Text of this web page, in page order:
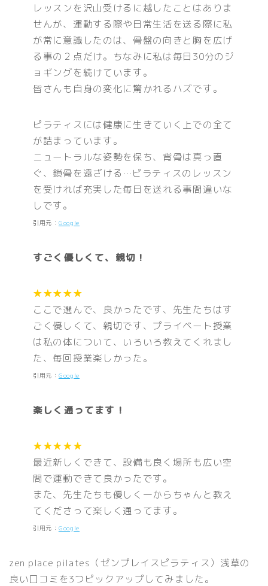
レッスンを沢山受けるに越したことはありま
せんが、運動する際や日常生活を送る際に私
が常に意識したのは、骨盤の向きと胸を広げ
る事の２点だけ。ちなみに私は毎日30分のジ
ョギングを続けています。
皆さんも自身の変化に驚かれるハズです。
ピラティスには健康に生きていく上での全て
が詰まっています。
ニュートラルな姿勢を保ち、背骨は真っ直
ぐ、鎖骨を遠ざける…ピラティスのレッスン
を受ければ充実した毎日を送れる事間違いな
しです。
引用元： Google
すごく優しくて、親切！
★★★★★
ここで選んで、良かったです、先生たちはす
ごく優しくて、親切です、プライベート授業
は私の体について、いろいろ教えてくれまし
た、毎回授業楽しかった。
引用元： Google
楽しく通ってます！
★★★★★
最近新しくできて、設備も良く場所も広い空
間で運動できて良かったです。
また、先生たちも優しく一からちゃんと教え
てくださって楽しく通ってます。
引用元： Google
zen place pilates（ゼンプレイスピラティス）浅草の
良い口コミを3つピックアップしてみました。